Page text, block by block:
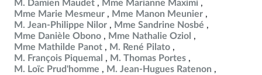
M. Damien Maudet
Mme Marianne Maximi
Mme Marie Mesmeur
Mme Manon Meunier
M. Jean-Philippe Nilor
Mme Sandrine Nosbé
Mme Danièle Obono
Mme Nathalie Oziol
Mme Mathilde Panot
M. René Pilato
M. François Piquemal
M. Thomas Portes
M. Loïc Prud'homme
M. Jean-Hugues Ratenon